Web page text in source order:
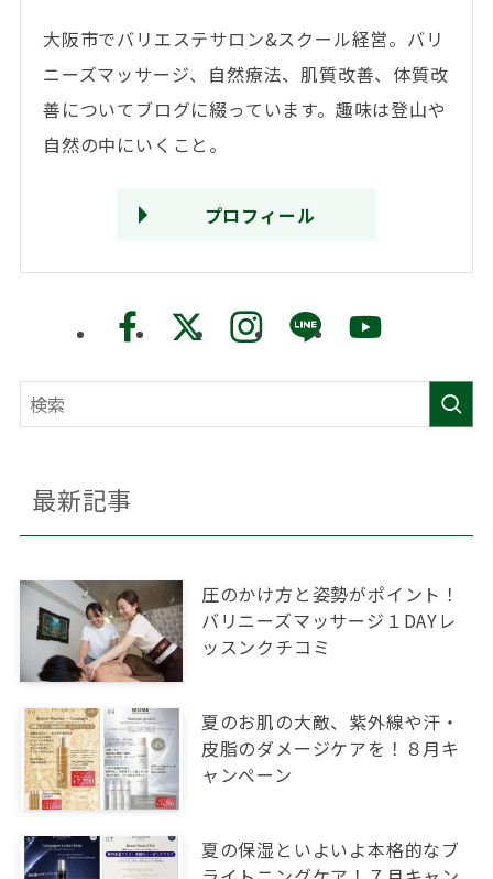
大阪市でバリエステサロン&スクール経営。バリ
ニーズマッサージ、自然療法、肌質改善、体質改
善についてブログに綴っています。趣味は登山や
自然の中にいくこと。
プロフィール
最新記事
圧のかけ方と姿勢がポイント！
バリニーズマッサージ１DAYレ
ッスンクチコミ
夏のお肌の大敵、紫外線や汗・
皮脂のダメージケアを！８月キ
ャンぺーン
夏の保湿といよいよ本格的なブ